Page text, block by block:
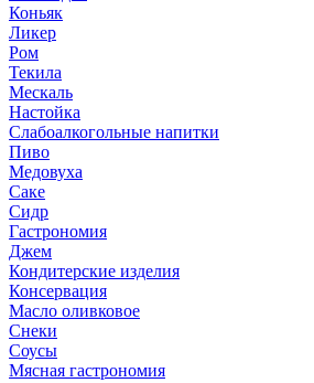
Коньяк
Ликер
Ром
Текила
Мескаль
Настойка
Слабоалкогольные напитки
Пиво
Медовуха
Саке
Сидр
Гастрономия
Джем
Кондитерские изделия
Консервация
Масло оливковое
Снеки
Соусы
Мясная гастрономия